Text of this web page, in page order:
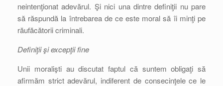
neintenţionat adevărul. Şi nici una dintre definiţii nu pare
să răspundă la întrebarea de ce este moral să îi minţi pe
răufăcătorii criminali.
Definiţii şi excepţii fine
Unii moralişti au discutat faptul că suntem obligaţi să
afirmăm strict adevărul, indiferent de consecinţele ce le